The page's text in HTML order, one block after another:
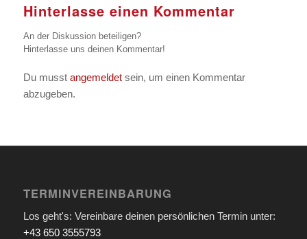
Hinterlasse einen Kommentar
An der Diskussion beteiligen?
Hinterlasse uns deinen Kommentar!
Du musst angemeldetsein, um einen Kommentar
abzugeben.
TERMINVEREINBARUNG
Los geht's: Vereinbare deinen persönlichen Termin unter:
+43 650 3555793